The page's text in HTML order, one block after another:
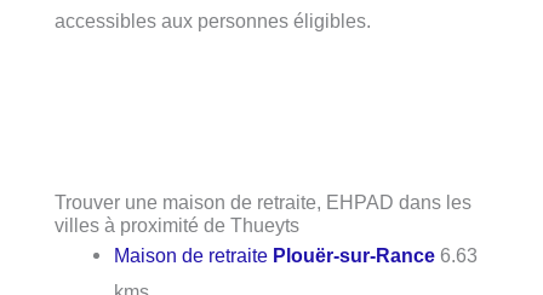
accessibles aux personnes éligibles.
Trouver une maison de retraite, EHPAD dans les
villes à proximité de Thueyts
Maison de retraite Plouër-sur-Rance 6.63